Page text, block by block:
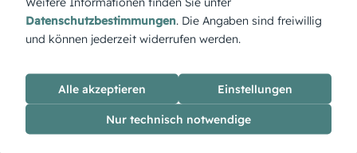
Datenschutzbestimmungen. Die Angaben sind freiwillig
und können jederzeit widerrufen werden.
Alle akzeptieren Einstellungen
Nur technisch notwendige